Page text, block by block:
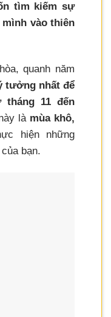
tìm kiếm sự
vào thiên
quanh năm
tưởng nhất để
11 đến
làmùa khô,
hiện những
bạn.